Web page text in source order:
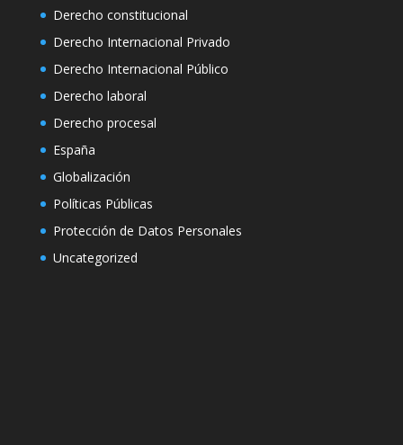
Derecho constitucional
Derecho Internacional Privado
Derecho Internacional Público
Derecho laboral
Derecho procesal
España
Globalización
Políticas Públicas
Protección de Datos Personales
Uncategorized